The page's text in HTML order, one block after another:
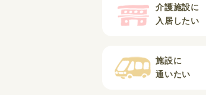
介護施設に
入居したい
施設に
通いたい